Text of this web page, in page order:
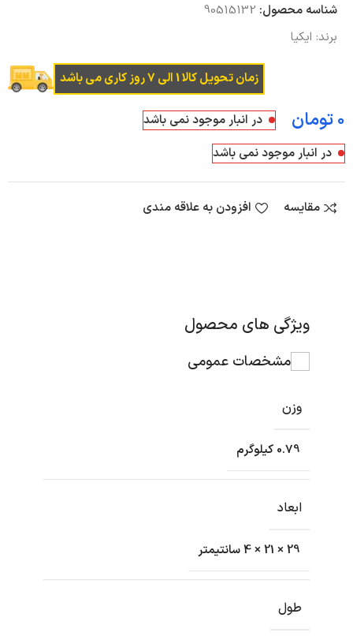
شناسه محصول: 90515132
برند: ایکیا
زمان تحویل کالا 1 الی 7 روز کاری می باشد
تومان
در انبار موجود نمی باشد
در انبار موجود نمی باشد
مقایسه افزودن به علاقه مندی
ویژگی های محصول
مشخصات عمومی
وزن
0.79 کیلوگرم
ابعاد
29 × 21 × 4 سانتیمتر
طول